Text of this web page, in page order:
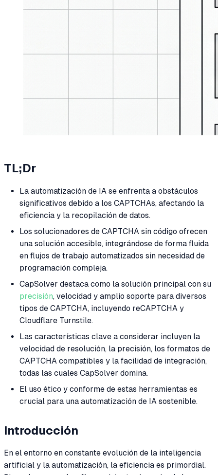
TL;Dr
La automatización de IA se enfrenta a obstáculos
significativos debido a los CAPTCHAs, afectando la
eficiencia y la recopilación de datos.
Los solucionadores de CAPTCHA sin código ofrecen
una solución accesible, integrándose de forma fluida
en flujos de trabajo automatizados sin necesidad de
programación compleja.
CapSolver destaca como la solución principal con su
precisión, velocidad y amplio soporte para diversos
tipos de CAPTCHA, incluyendo reCAPTCHA y
Cloudflare Turnstile.
Las características clave a considerar incluyen la
velocidad de resolución, la precisión, los formatos de
CAPTCHA compatibles y la facilidad de integración,
todas las cuales CapSolver domina.
El uso ético y conforme de estas herramientas es
crucial para una automatización de IA sostenible.
Introducción
En el entorno en constante evolución de la inteligencia
artificial y la automatización, la eficiencia es primordial.